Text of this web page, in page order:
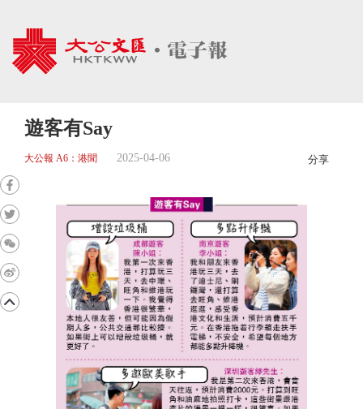
遊客有Say
大公報 A6：港聞 2025-04-06 分享